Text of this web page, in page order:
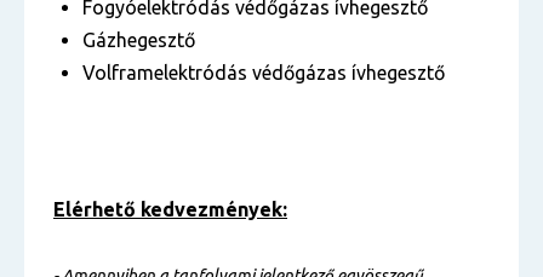
Fogyóelektródás védőgázas ívhegesztő
Gázhegesztő
Volframelektródás védőgázas ívhegesztő
Elérhető kedvezmények: